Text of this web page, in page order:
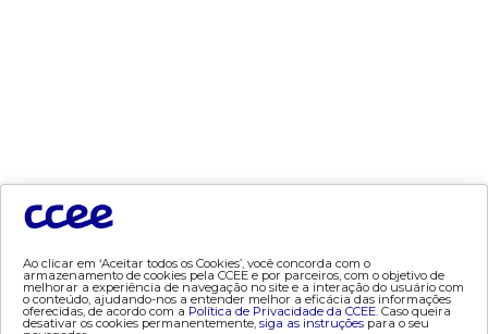
- bandeira tarifária
- consumo
Ao clicar em ‘Aceitar todos os Cookies’, você concorda com o
armazenamento de cookies pela CCEE e por parceiros, com o objetivo de
melhorar a experiência de navegação no site e a interação do usuário com
o conteúdo, ajudando-nos a entender melhor a eficácia das informações
oferecidas, de acordo com a Política de Privacidade da CCEE. Caso queira
desativar os cookies permanentemente, siga as instruções para o seu